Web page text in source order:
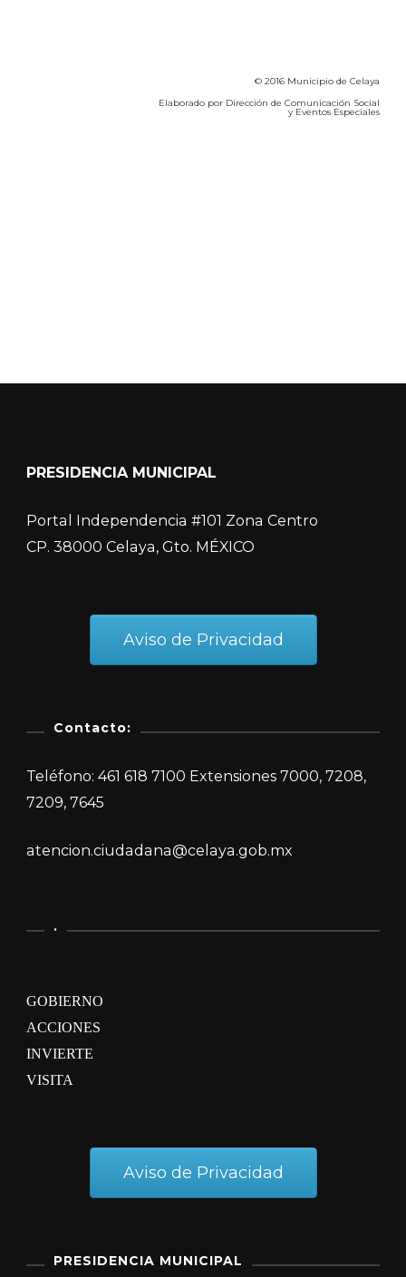
© 2016 Municipio de Celaya
Elaborado por Dirección de Comunicación Social
y Eventos Especiales
PRESIDENCIA MUNICIPAL
Portal Independencia #101 Zona Centro
CP. 38000 Celaya, Gto. MÉXICO
Aviso de Privacidad
Contacto:
Teléfono: 461 618 7100 Extensiones 7000, 7208,
7209, 7645
atencion.ciudadana@celaya.gob.mx
.
GOBIERNO
ACCIONES
INVIERTE
VISITA
Aviso de Privacidad
PRESIDENCIA MUNICIPAL